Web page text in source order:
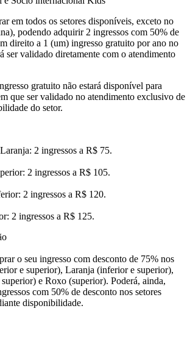
em todos os setores disponíveis, exceto no
podendo adquirir 2 ingressos com 50% de
direito a 1 (um) ingresso gratuito por ano no
ser validado diretamente com o atendimento
gratuito não estará disponível para
que ser validado no atendimento exclusivo de
do setor.
2 ingressos a R$ 75.
2 ingressos a R$ 105.
2 ingressos a R$ 120.
2 ingressos a R$ 125.
o seu ingresso com desconto de 75% nos
e superior), Laranja (inferior e superior),
e Roxo (superior). Poderá, ainda,
com 50% de desconto nos setores
disponibilidade.